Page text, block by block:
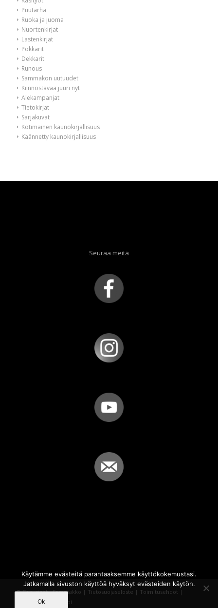
Puutarha
Ruoka ja juoma
Nuortenkirjat
Lastenkirjat
Pokkarit
Dekkarit
Runous
Sammakon uutuudet
Kiinnostavaa juuri nyt
Alekampanjat
Tietokirjat
Sarjakuvat
Kotimainen kaunokirjallisuus
Käännetty kaunokirjallisuus
Seuraa meitä
© Copyright - Sammakko | Tietosuojaseloste | Toimitusehdot |
Powered by
iQWebbi
Käytämme evästeitä parantaaksemme käyttökokemustasi.
Jatkamalla sivuston käyttöä hyväksyt evästeiden käytön.
Ok